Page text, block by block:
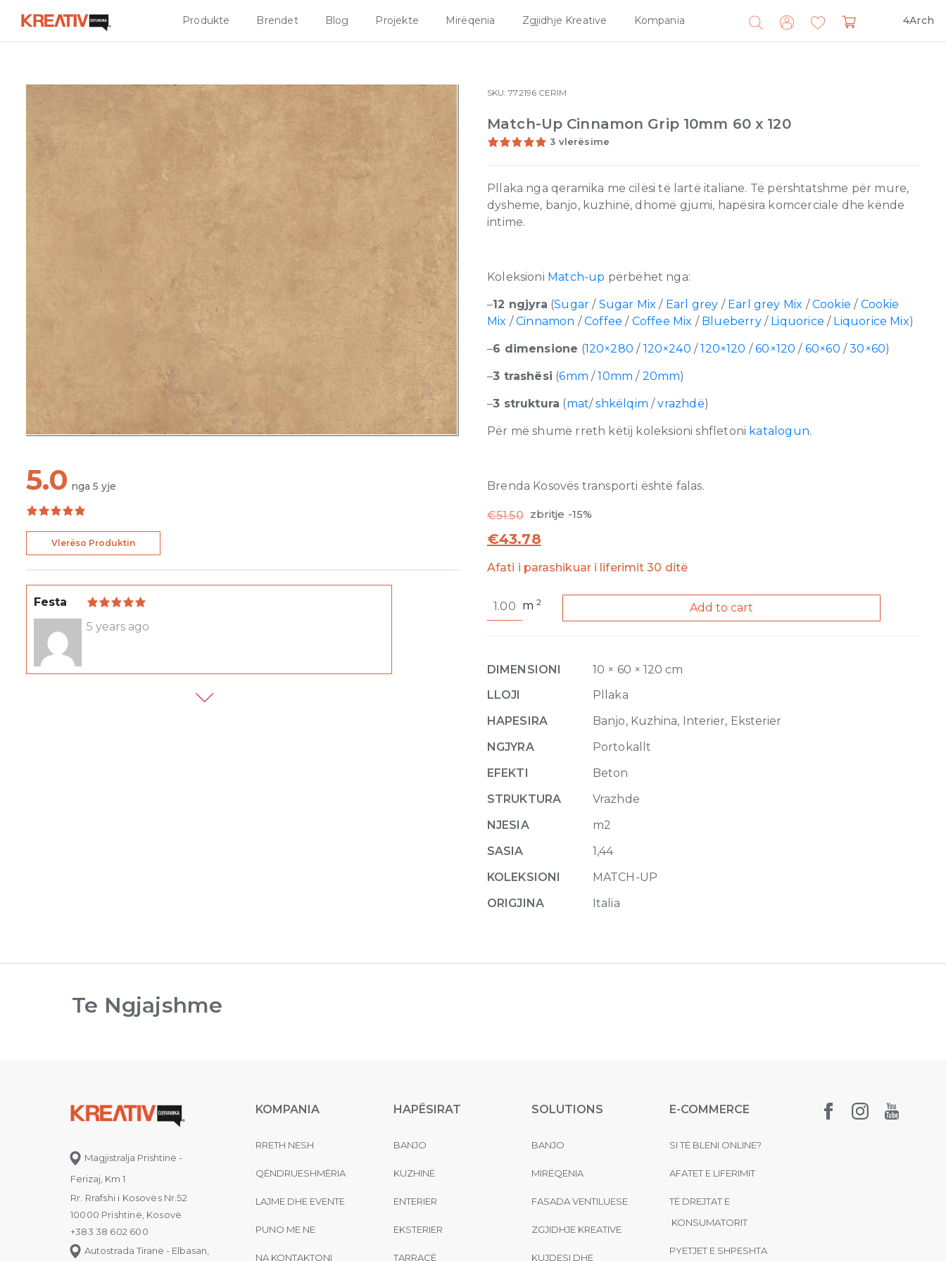
Produkte Brendet Blog Projekte Mirëqenia Zgjidhje Kreative Kompania 4Arch
Search
for:
5.0 nga 5 yje
Vlerëso Produktin
Festa
5 years ago
SKU:772196 CERIM
Match-Up Cinnamon Grip 10mm 60 x 120
3 vlerësime
Pllaka nga qeramika me cilësi të lartë italiane. Të përshtatshme për mure,
dysheme, banjo, kuzhinë, dhomë gjumi, hapësira komcerciale dhe kënde
intime.
Koleksioni Match-up përbëhet nga:
–12 ngjyra (Sugar / Sugar Mix / Earl grey / Earl grey Mix /Cookie/ Cookie
Mix /Cinnamon /Coffee / Coffee Mix / Blueberry/ Liquorice / Liquorice Mix)
–6 dimensione (120×280 / 120×240 /120×120 /60×120/ 60×60 /30×60)
–3 trashësi (6mm /10mm/ 20mm)
–3 struktura (mat/shkëlqim/vrazhdë)
Për më shumë rreth këtij koleksioni shfletoni katalogun.
Brenda Kosovës transporti është falas.
€51.50 zbritje -15%
€43.78
Afati i parashikuar i liferimit 30 ditë
Up
60
x
quantity
m2 Add to cart
DIMENSIONI
10 × 60 × 120 cm
LLOJI
Pllaka
HAPESIRA
Banjo, Kuzhina, Interier, Eksterier
NGJYRA
Portokallt
EFEKTI
Beton
STRUKTURA
Vrazhde
NJESIA
m2
SASIA
1,44
KOLEKSIONI
MATCH-UP
ORIGJINA
Italia
Te Ngjajshme
Magjistralja Prishtinë -
Ferizaj, Km 1
Rr. Rrafshi i Kosovës Nr.52
10000 Prishtinë, Kosovë
+383 38 602 600
Autostrada Tiranë - Elbasan,
KOMPANIA
RRETH NESH
QËNDRUESHMËRIA
LAJME DHE EVENTE
PUNO ME NE
NA KONTAKTONI
HAPËSIRAT
BANJO
KUZHINË
ENTERIER
EKSTERIER
TARRACË
SOLUTIONS
BANJO
MIRËQENIA
FASADA VENTILUESE
ZGJIDHJE KREATIVE
KUJDESI DHE
E-COMMERCE
SI TË BLENI ONLINE?
AFATET E LIFERIMIT
TË DREJTAT E
KONSUMATORIT
PYETJET E SHPESHTA